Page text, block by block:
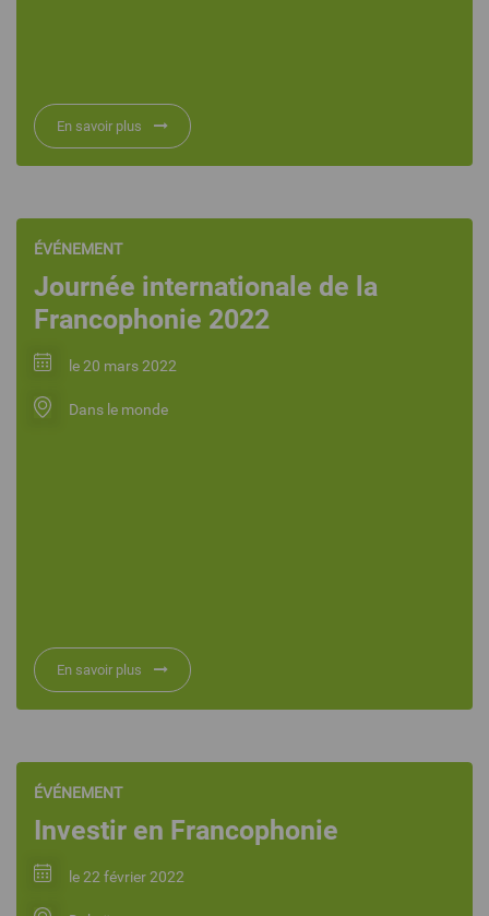
En savoir plus
ÉVÉNEMENT
Journée internationale de la
Francophonie 2022
le 20 mars 2022
Dans le monde
En savoir plus
ÉVÉNEMENT
Investir en Francophonie
le 22 février 2022